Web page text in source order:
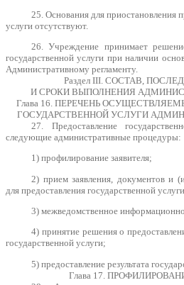
25. Основания для приостановления
услуги отсутствуют.
26. Учреждение принимает
государственной услуги при наличии
Административному регламенту.
Раздел III. СОСТАВ,
И СРОКИ ВЫПОЛНЕНИЯ
Глава 16. ПЕРЕЧЕНЬ
ГОСУДАРСТВЕННОЙ УСЛУГИ
27. Предоставление
следующие административные процедуры:
1) профилирование заявителя;
2) прием заявления, документов и
для предоставления государственной
3) межведомственное
4) принятие решения о
государственной услуги;
5) предоставление результата
Глава 17.